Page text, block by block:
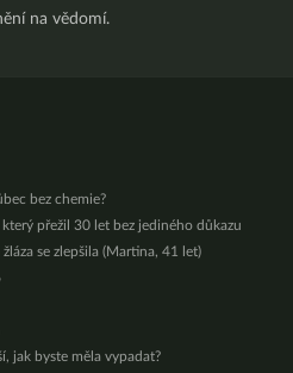
na vědomí.
bez chemie?
přežil 30 let bez jediného důkazu
se zlepšila (Martina, 41 let)
jak byste měla vypadat?